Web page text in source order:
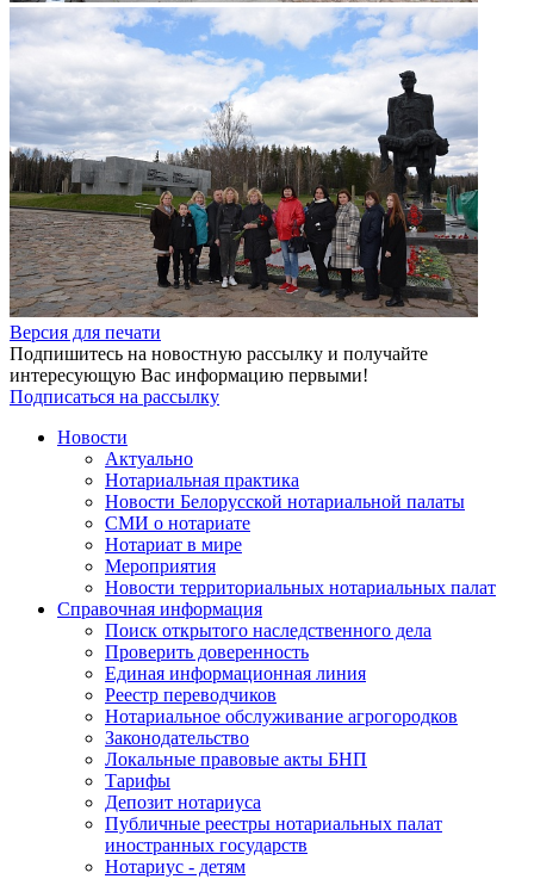
Версия для печати
Подпишитесь на новостную рассылку и получайте
интересующую Вас информацию первыми!
Подписаться на рассылку
Новости
Актуально
Нотариальная практика
Новости Белорусской нотариальной палаты
СМИ о нотариате
Нотариат в мире
Мероприятия
Новости территориальных нотариальных палат
Справочная информация
Поиск открытого наследственного дела
Проверить доверенность
Единая информационная линия
Реестр переводчиков
Нотариальное обслуживание агрогородков
Законодательство
Локальные правовые акты БНП
Тарифы
Депозит нотариуса
Публичные реестры нотариальных палат
иностранных государств
Нотариус - детям